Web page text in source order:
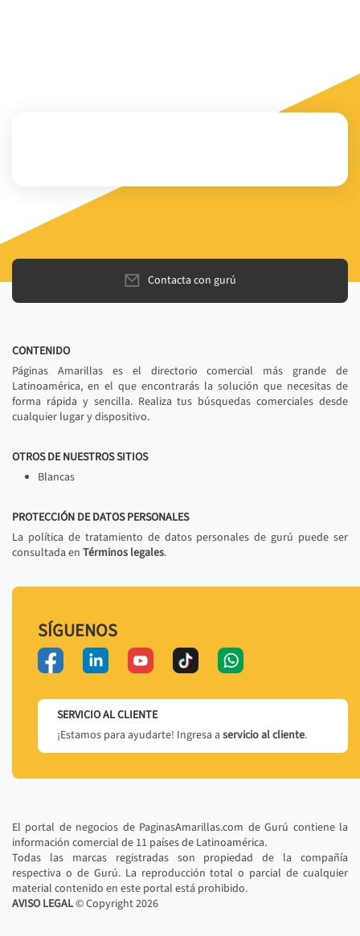
Contacta con gurú
CONTENIDO
Páginas Amarillas es el directorio comercial más grande de
Latinoamérica, en el que encontrarás la solución que necesitas de
forma rápida y sencilla. Realiza tus búsquedas comerciales desde
cualquier lugar y dispositivo.
OTROS DE NUESTROS SITIOS
Blancas
PROTECCIÓN DE DATOS PERSONALES
La política de tratamiento de datos personales de gurú puede ser
consultada en Términos legales.
SÍGUENOS
SERVICIO AL CLIENTE
¡Estamos para ayudarte! Ingresa a servicio al cliente.
El portal de negocios de PaginasAmarillas.com de Gurú contiene la
información comercial de 11 países de Latinoamérica.
Todas las marcas registradas son propiedad de la compañía
respectiva o de Gurú. La reproducción total o parcial de cualquier
material contenido en este portal está prohibido.
AVISO LEGAL© Copyright2026